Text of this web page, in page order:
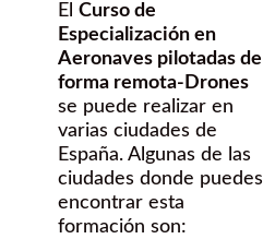
El Curso de
Especialización en
Aeronaves pilotadas de
forma remota-Drones
se puede realizar en
varias ciudades de
España. Algunas de las
ciudades donde puedes
encontrar esta
formación son: